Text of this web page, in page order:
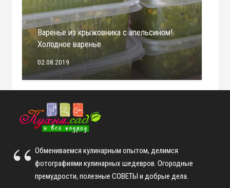
Варенье из крыжовника с апельсином!
Холодное варенье
02.08.2019
Обмениваемся кулинарным опытом, делимся
фотографиями кулинарных шедевров. Огородные
премудрости, полезные СОВЕТЫ и добрые дела.